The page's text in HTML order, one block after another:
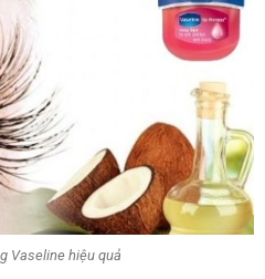
Vaseline hiệu quả